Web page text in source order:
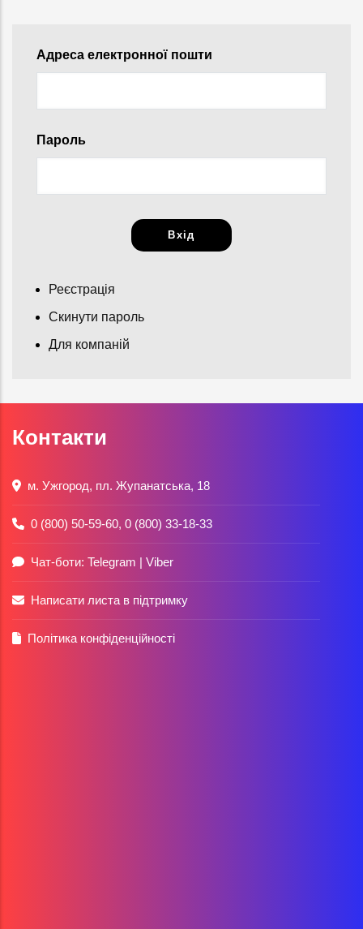
Адреса електронної пошти
Пароль
Реєстрація
Скинути пароль
Для компаній
Контакти
м. Ужгород, пл. Жупанатська, 18
0 (800) 50-59-60, 0 (800) 33-18-33
Чат-боти: Telegram | Viber
Написати листа в підтримку
Політика конфіденційності